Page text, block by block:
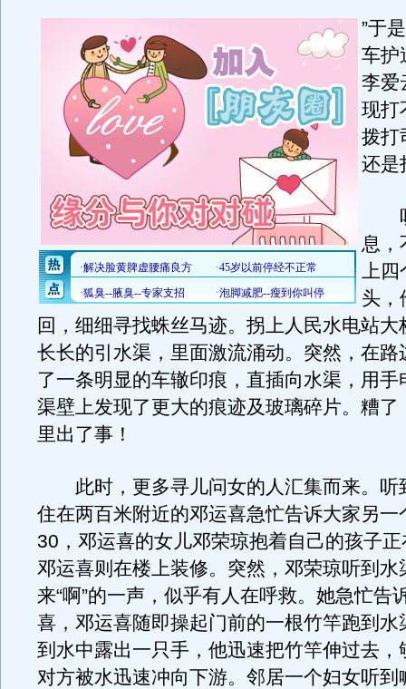
”于
车护
李爱
现打
拨打
还是
听
息，
上四
头，
回，细细寻找蛛丝马迹。拐上人民水电站大
长长的引水渠，里面激流涌动。突然，在路
了一条明显的车辙印痕，直插向水渠，用手
渠壁上发现了更大的痕迹及玻璃碎片。糟了
里出了事！
此时，更多寻儿问女的人汇集而来。听
住在两百米附近的邓运喜急忙告诉大家另一
30，邓运喜的女儿邓荣琼抱着自己的孩子
邓运喜则在楼上装修。突然，邓荣琼听到水
来“啊”的一声，似乎有人在呼救。她急忙告
喜，邓运喜随即操起门前的一根竹竿跑到水
到水中露出一只手，他迅速把竹竿伸过去，
对方被水迅速冲向下游。邻居一个妇女听到